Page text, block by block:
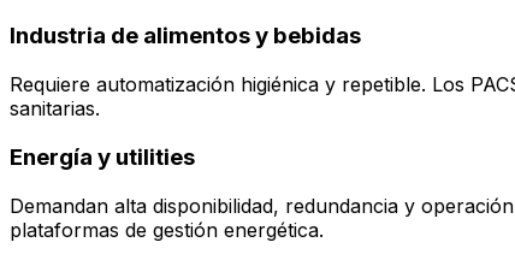
Industria de alimentos y bebidas
Requiere automatización higiénica y repetible. Los
sanitarias.
Energía y utilities
Demandan alta disponibilidad, redundancia y
plataformas de gestión energética.